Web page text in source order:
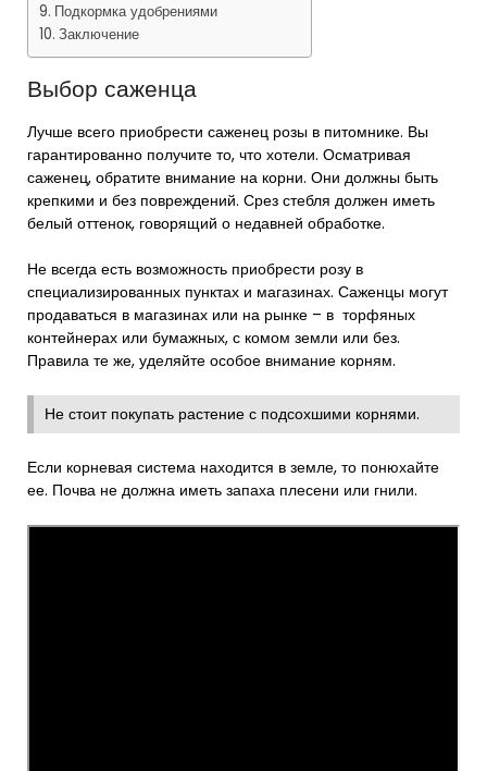
Подкормка удобрениями
Заключение
Выбор саженца
Лучше всего приобрести саженец розы в питомнике. Вы
гарантированно получите то, что хотели. Осматривая
саженец, обратите внимание на корни. Они должны быть
крепкими и без повреждений. Срез стебля должен иметь
белый оттенок, говорящий о недавней обработке.
Не всегда есть возможность приобрести розу в
специализированных пунктах и магазинах. Саженцы могут
продаваться в магазинах или на рынке – в торфяных
контейнерах или бумажных, с комом земли или без.
Правила те же, уделяйте особое внимание корням.
Не стоит покупать растение с подсохшими корнями.
Если корневая система находится в земле, то понюхайте
ее. Почва не должна иметь запаха плесени или гнили.